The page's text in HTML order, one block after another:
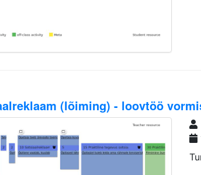
(lõiming) - loovtöö